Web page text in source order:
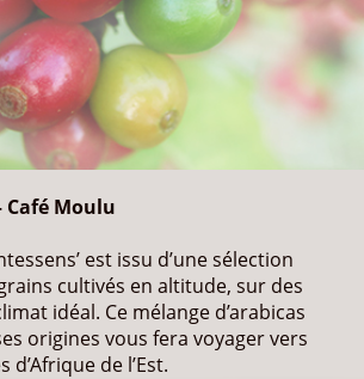
Café Moulu
est issu d’une sélection
cultivés en altitude, sur des
idéal. Ce mélange d’arabicas
origines vous fera voyager vers
de l’Est.